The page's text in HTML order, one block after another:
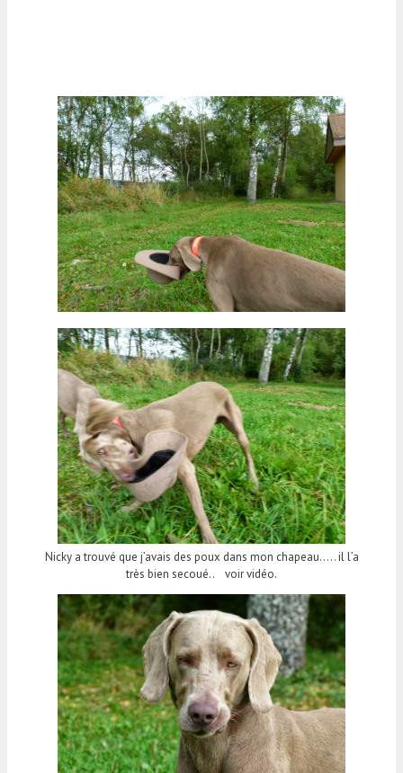
Nicky a trouvé que j’avais des poux dans mon chapeau….. il l’a
très bien secoué.. voir vidéo.